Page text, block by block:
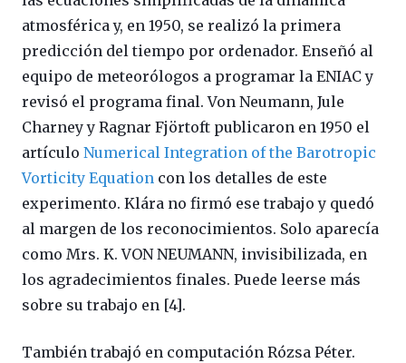
atmosférica y, en 1950, se realizó la primera
predicción del tiempo por ordenador. Enseñó al
equipo de meteorólogos a programar la ENIAC y
revisó el programa final. Von Neumann, Jule
Charney y Ragnar Fjörtoft publicaron en 1950 el
artículo Numerical Integration of the Barotropic
Vorticity Equation con los detalles de este
experimento. Klára no firmó ese trabajo y quedó
al margen de los reconocimientos. Solo aparecía
como Mrs. K. VON NEUMANN, invisibilizada, en
los agradecimientos finales. Puede leerse más
sobre su trabajo en [4].
También trabajó en computación Rózsa Péter.